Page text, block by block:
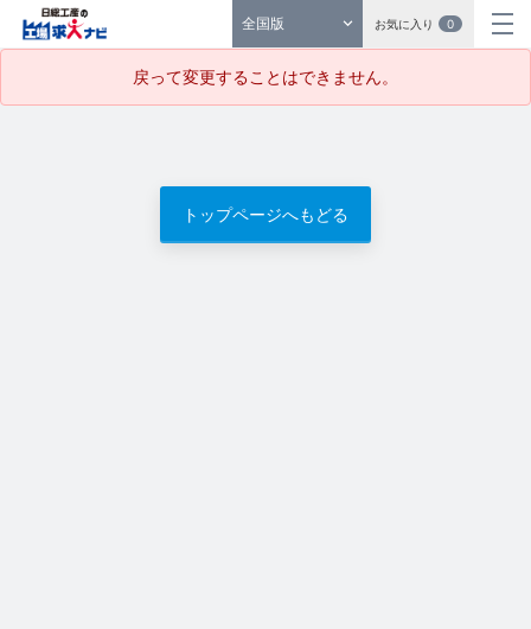
全国版 お気に入り 0
戻って変更することはできません。
トップページへもどる